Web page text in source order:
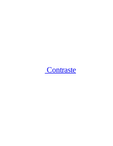
Contraste